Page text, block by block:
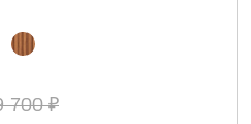
700 ₽